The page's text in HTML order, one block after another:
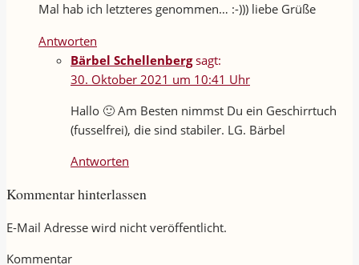
Mal hab ich letzteres genommen… :-))) liebe Grüße
Antworten
Bärbel Schellenberg sagt:
30. Oktober 2021 um 10:41 Uhr
Hallo 🙂 Am Besten nimmst Du ein Geschirrtuch
(fusselfrei), die sind stabiler. LG. Bärbel
Antworten
Kommentar hinterlassen
E-Mail Adresse wird nicht veröffentlicht.
Kommentar